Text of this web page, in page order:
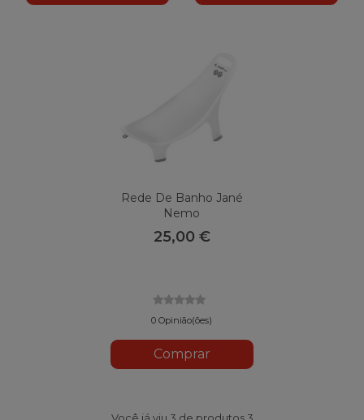
Rede De Banho Jané
Nemo
25,00 €
0 Opinião(ões)
Comprar
Você já viu 3 de produtos 3